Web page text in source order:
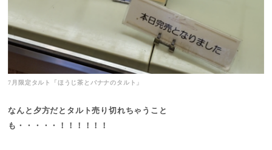
7月限定タルト「ほうじ茶とバナナのタルト」
なんと夕方だとタルト売り切れちゃうこと
も・・・・・！！！！！！